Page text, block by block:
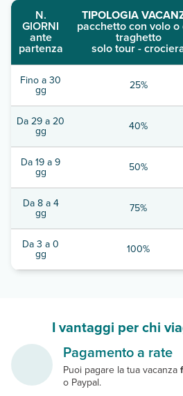
N.
GIORNI
ante
partenza
TIPOLOGIA
pacchetto con volo o
traghetto
solo tour -
Fino a 30
gg 25%
Da 29 a 20
gg 40%
Da 19 a 9
gg 50%
Da 8 a 4
gg 75%
Da 3 a 0
gg 100%
I vantaggi per chi
Pagamento a rate
Puoi pagare la tua vacanza
o Paypal.